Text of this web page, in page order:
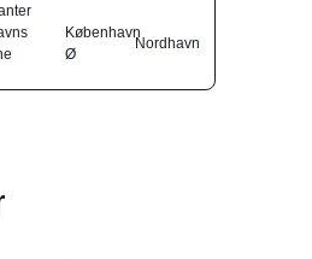
København
Ø
Nordhavn